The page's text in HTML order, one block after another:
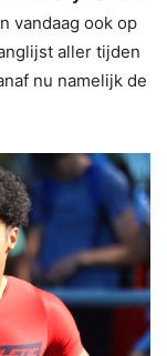
vandaag ook op
aller tijden
nu namelijk de